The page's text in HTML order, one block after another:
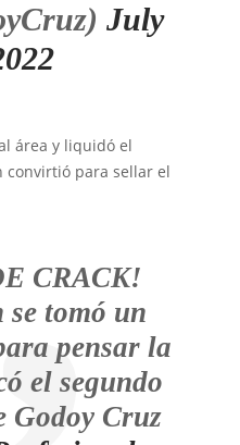
July
área y liquidó el
convirtió para sellar el
CRACK!
se tomó un
pensar la
el segundo
Godoy Cruz